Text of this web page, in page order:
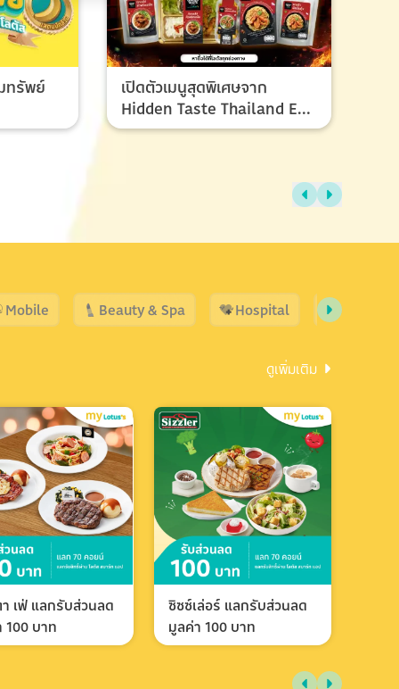
ทรัพย์
เปิดตัวเมนูสุดพิเศษจาก
Hidden Taste Thailand EP
8 เมนูของผู้ชนะและรองชนะ
กร
Mobile Beauty & Spa Hospital Shopping
ดูเพิ่มเติม
เฟ่ แลกรับส่วนลด
100 บาท
ซิซซ์เล่อร์ แลกรับส่วนลด
มูลค่า 100 บาท